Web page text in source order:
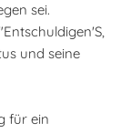
sei.
und seine
für ein